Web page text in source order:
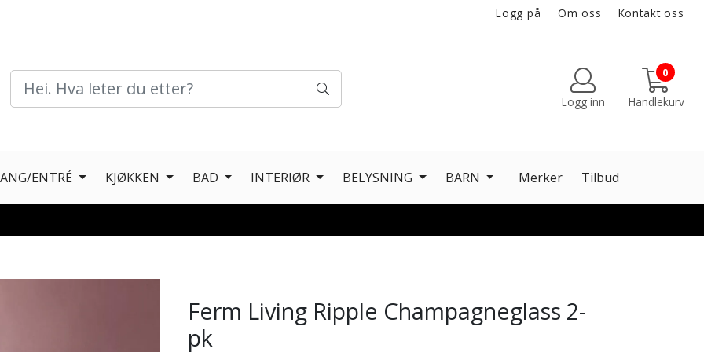
Logg på Om oss Kontakt oss
Logg inn
0
Handlekurv
ENTRÉ KJØKKEN BAD INTERIØR BELYSNING BARN Merker Tilbud
Ferm Living Ripple Champagneglass 2-
pk